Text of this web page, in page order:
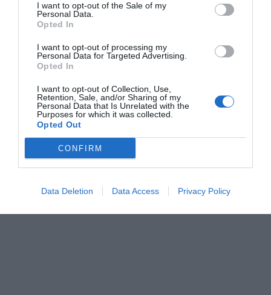
I want to opt-out of the Sale of my
Personal Data.
Opted In
I want to opt-out of processing my
Personal Data for Targeted Advertising.
Opted In
I want to opt-out of Collection, Use,
Retention, Sale, and/or Sharing of my
Personal Data that Is Unrelated with the
Purposes for which it was collected.
Opted Out
CONFIRM
Data Deletion Data Access Privacy Policy
Θεσσαλονίκη
Παρασκευή, 07
Σάββατο+37° +28°
Δευτέρα +34°+26°
+36°+ 26°
Τετάρτη +37°+25°
Πέμπτη +37° +25°
Πρόγνωση για 7 μέρες